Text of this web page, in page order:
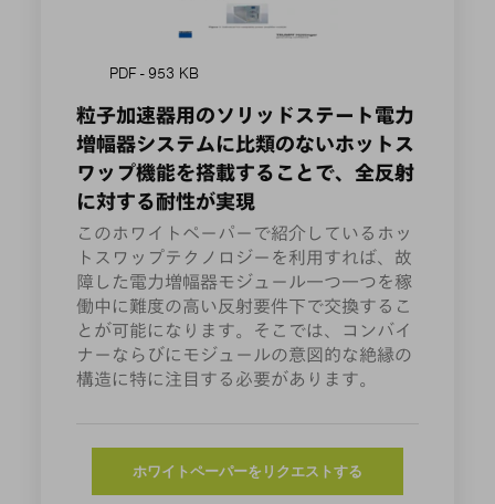
PDF - 953 KB
粒子加速器用のソリッドステート電力
増幅器システムに比類のないホットス
ワップ機能を搭載することで、全反射
に対する耐性が実現
このホワイトペーパーで紹介しているホッ
トスワップテクノロジーを利用すれば、故
障した電力増幅器モジュール一つ一つを稼
働中に難度の高い反射要件下で交換するこ
とが可能になります。そこでは、コンバイ
ナーならびにモジュールの意図的な絶縁の
構造に特に注目する必要があります。
ホワイトペーパーをリクエストする